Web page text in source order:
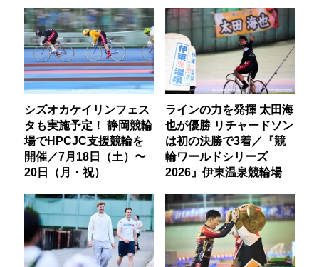
シズオカケイリンフェス
タも実施予定！ 静岡競輪
場でHPCJC支援競輪を
開催／7月18日（土）〜
20日（月・祝）
ラインの力を発揮 太田海
也が優勝 リチャードソン
は初の決勝で3着／『競
輪ワールドシリーズ
2026』伊東温泉競輪場